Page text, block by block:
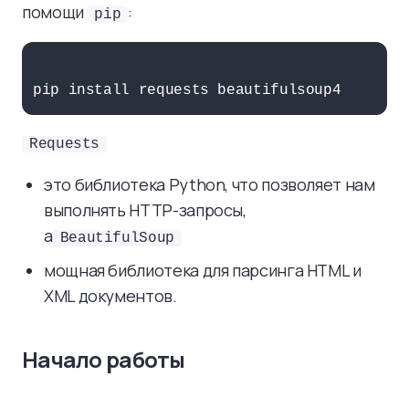
помощи
pip :
Requests
это библиотека Python, что позволяет нам
выполнять HTTP-запросы,
а BeautifulSoup
мощная библиотека для парсинга HTML и
XML документов.
Начало работы